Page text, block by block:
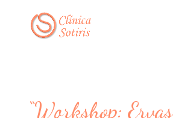
“Workshop: Ervas